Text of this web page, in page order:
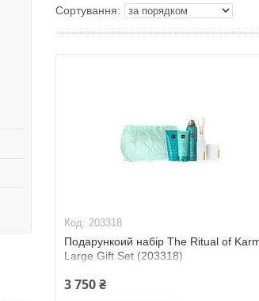
203318
Подарункоий набір The Ritual of
Large Gift Set (203318)
3 750 ₴